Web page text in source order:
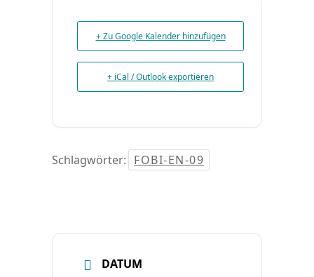
+ Zu Google Kalender hinzufügen
+ iCal / Outlook exportieren
Schlagwörter: FOBI-EN-09
DATUM